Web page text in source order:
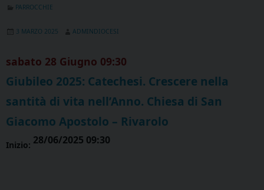
PARROCCHIE
3 MARZO 2025 ADMINDIOCESI
sabato 28 Giugno 09:30
Giubileo 2025: Catechesi. Crescere nella
santità di vita nell’Anno. Chiesa di San
Giacomo Apostolo – Rivarolo
Inizio: 28/06/2025 09:30